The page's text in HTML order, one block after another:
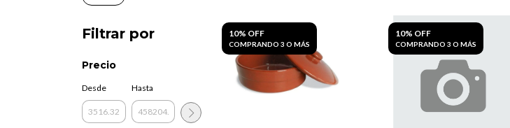
Filtrar por
Precio
Desde Hasta
10% OFF
COMPRANDO 3 O MÁS
10% OFF
COMPRANDO 3 O MÁS